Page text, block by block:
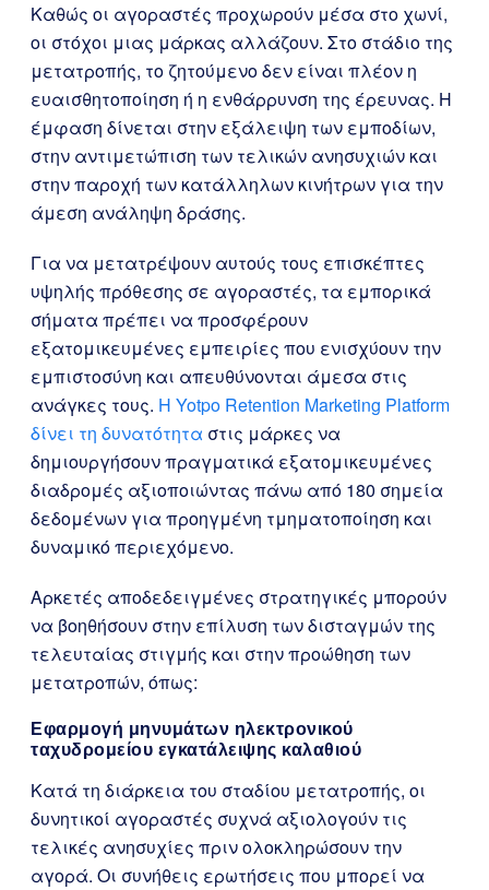
Καθώς οι αγοραστές προχωρούν μέσα στο χωνί,
οι στόχοι μιας μάρκας αλλάζουν. Στο στάδιο της
μετατροπής, το ζητούμενο δεν είναι πλέον η
ευαισθητοποίηση ή η ενθάρρυνση της έρευνας. Η
έμφαση δίνεται στην εξάλειψη των εμποδίων,
στην αντιμετώπιση των τελικών ανησυχιών και
στην παροχή των κατάλληλων κινήτρων για την
άμεση ανάληψη δράσης.
Για να μετατρέψουν αυτούς τους επισκέπτες
υψηλής πρόθεσης σε αγοραστές, τα εμπορικά
σήματα πρέπει να προσφέρουν
εξατομικευμένες εμπειρίες που ενισχύουν την
εμπιστοσύνη και απευθύνονται άμεσα στις
ανάγκες τους. Η Yotpo Retention Marketing Platform
δίνει τη δυνατότητα στις μάρκες να
δημιουργήσουν πραγματικά εξατομικευμένες
διαδρομές αξιοποιώντας πάνω από 180 σημεία
δεδομένων για προηγμένη τμηματοποίηση και
δυναμικό περιεχόμενο.
Αρκετές αποδεδειγμένες στρατηγικές μπορούν
να βοηθήσουν στην επίλυση των δισταγμών της
τελευταίας στιγμής και στην προώθηση των
μετατροπών, όπως:
Εφαρμογή μηνυμάτων ηλεκτρονικού
ταχυδρομείου εγκατάλειψης καλαθιού
Κατά τη διάρκεια του σταδίου μετατροπής, οι
δυνητικοί αγοραστές συχνά αξιολογούν τις
τελικές ανησυχίες πριν ολοκληρώσουν την
αγορά. Οι συνήθεις ερωτήσεις που μπορεί να